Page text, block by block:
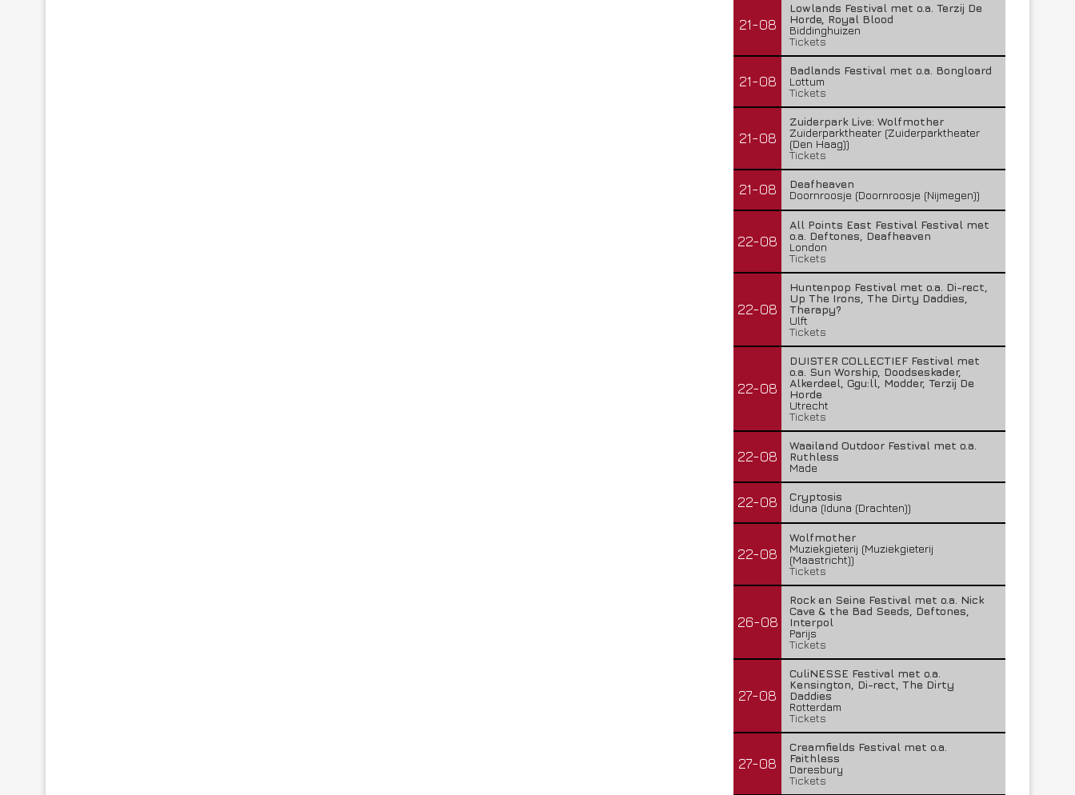
21-08
Lowlands Festival met o.a. Terzij De
Horde, Royal Blood
Biddinghuizen
Tickets
21-08
Badlands Festival met o.a. Bongloard
Lottum
Tickets
21-08
Zuiderpark Live: Wolfmother
Zuiderparktheater (Zuiderparktheater
(Den Haag))
Tickets
21-08
Deafheaven
Doornroosje (Doornroosje (Nijmegen))
22-08
All Points East Festival Festival met
o.a. Deftones, Deafheaven
London
Tickets
22-08
Huntenpop Festival met o.a. Di-rect,
Up The Irons, The Dirty Daddies,
Therapy?
Ulft
Tickets
22-08
DUISTER COLLECTIEF Festival met
o.a. Sun Worship, Doodseskader,
Alkerdeel, Ggu:ll, Modder, Terzij De
Horde
Utrecht
Tickets
22-08
Waailand Outdoor Festival met o.a.
Ruthless
Made
22-08
Cryptosis
Iduna (Iduna (Drachten))
22-08
Wolfmother
Muziekgieterij (Muziekgieterij
(Maastricht))
Tickets
26-08
Rock en Seine Festival met o.a. Nick
Cave & the Bad Seeds, Deftones,
Interpol
Parijs
Tickets
27-08
CuliNESSE Festival met o.a.
Kensington, Di-rect, The Dirty
Daddies
Rotterdam
Tickets
27-08
Creamfields Festival met o.a.
Faithless
Daresbury
Tickets